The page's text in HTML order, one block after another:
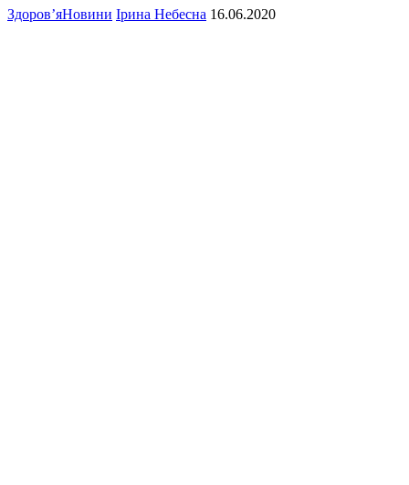
Здоров’яНовини Ірина Небесна 16.06.2020